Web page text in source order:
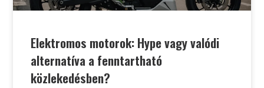
Elektromos motorok: Hype vagy valódi
alternatíva a fenntartható
közlekedésben?